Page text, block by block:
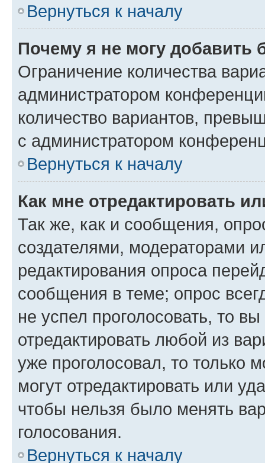
Вернуться к началу
Почему я не могу добавить
Ограничение количества
администратором
количество вариантов,
с администратором
Вернуться к началу
Как мне отредактировать
Так же, как и сообщения,
создателями, модераторами
редактирования опроса
сообщения в теме; опрос
не успел проголосовать, то
отредактировать любой из
уже проголосовал, то только
могут отредактировать или
чтобы нельзя было менять
голосования.
Вернуться к началу